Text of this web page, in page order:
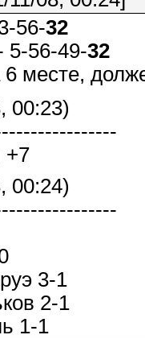
56-32
5-56-49-32
6 месте,
00:23)
+7
00:24)
3-1
2-1
1-1